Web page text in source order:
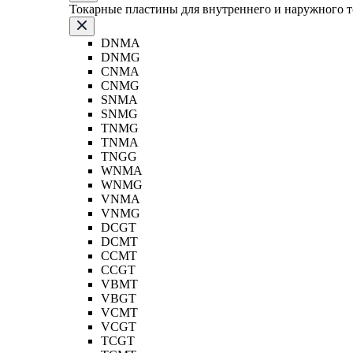
Токарные пластины для внутреннего и наружного
DNMA
DNMG
CNMA
CNMG
SNMA
SNMG
TNMG
TNMA
TNGG
WNMA
WNMG
VNMA
VNMG
DCGT
DCMT
CCMT
CCGT
VBMT
VBGT
VCMT
VCGT
TCGT